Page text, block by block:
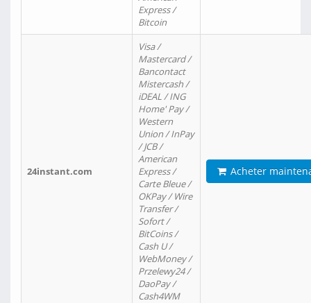
Express /
Bitcoin
24instant.com
Visa /
Mastercard /
Bancontact
Mistercash /
iDEAL / ING
Home' Pay /
Western
Union / InPay
/ JCB /
American
Express /
Carte Bleue /
OKPay / Wire
Transfer /
Sofort /
BitCoins /
Cash U /
WebMoney /
Przelewy24 /
DaoPay /
Cash4WM
Acheter